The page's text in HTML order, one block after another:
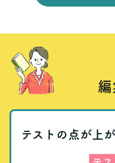
編
テストの点が上